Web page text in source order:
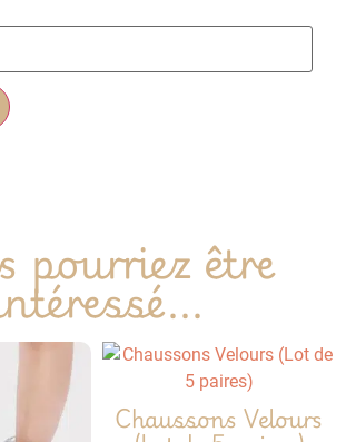
pourriez être
Chaussons Velours